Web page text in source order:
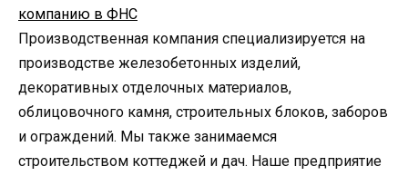
компанию в ФНС
Производственная компания специализируется на
производстве железобетонных изделий,
декоративных отделочных материалов,
облицовочного камня, строительных блоков, заборов
и ограждений. Мы также занимаемся
строительством коттеджей и дач. Наше предприятие